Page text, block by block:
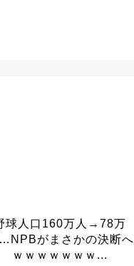
衝撃】新幹線で包丁を取
出した婆さん、まさかの
目的に車内騒然...